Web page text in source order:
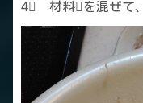
4⃣ 材料❷を混ぜて